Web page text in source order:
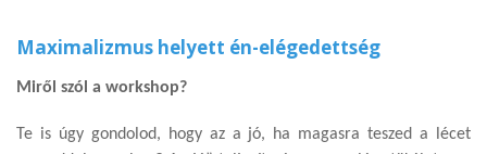
Maximalizmus helyett én-elégedettség
Miről szól a workshop?
Te is úgy gondolod, hogy az a jó, ha magasra teszed a lécet